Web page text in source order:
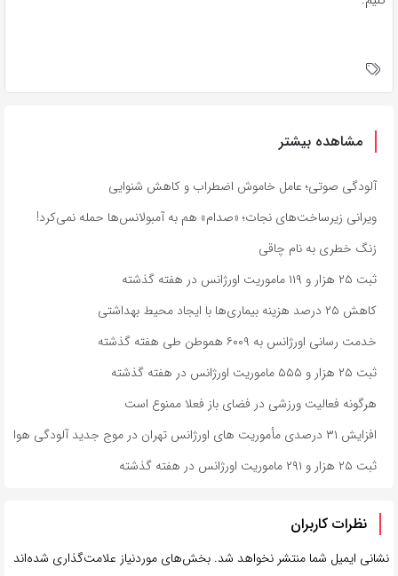
مشاهده بیشتر
آلودگی صوتی؛ عامل خاموش اضطراب و کاهش شنوایی
ویرانی زیرساخت‌های نجات؛ «صدام» هم به آمبولانس‌ها حمله نمی‌کرد!
زنگ خطری به نام چاقی
ثبت ۲۵ هزار و ۱۱۹ ماموریت اورژانس در هفته گذشته
کاهش ۲۵ درصد هزینه بیماری‌ها با ایجاد محیط بهداشتی
خدمت رسانی اورژانس به ۶۰۰۹ هموطن طی هفته گذشته
ثبت ۲۵ هزار و ۵۵۵ ماموریت اورژانس در هفته گذشته
هرگونه فعالیت ورزشی در فضای باز فعلا ممنوع است
افزایش ۳۱ درصدی مأموریت های اورژانس تهران در موج جدید آلودگی هوا
ثبت ۲۵ هزار و ۲۹۱ ماموریت اورژانس در هفته گذشته
نظرات کاربران
نشانی ایمیل شما منتشر نخواهد شد. بخش‌های موردنیاز علامت‌گذاری شده‌اند